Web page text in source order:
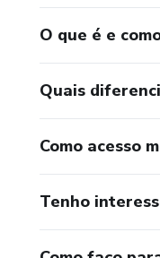
O que é e
Quais
Como acesso
Tenho